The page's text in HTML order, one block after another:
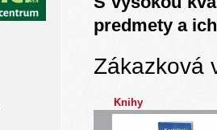
predmety a
Zákazková
Knihy